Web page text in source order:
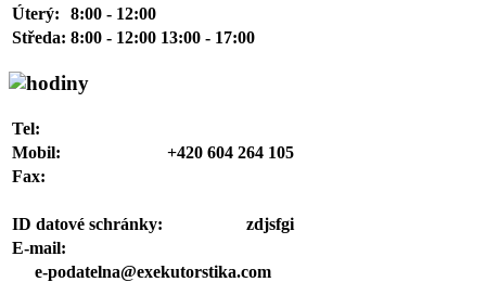
Úterý:
8:00 - 12:00
Středa: 8:00 - 12:00 13:00 - 17:00
Tel:
Mobil:
+420 604 264 105
Fax:
ID datové schránky:
zdjsfgi
E-mail:
e-podatelna@exekutorstika.com